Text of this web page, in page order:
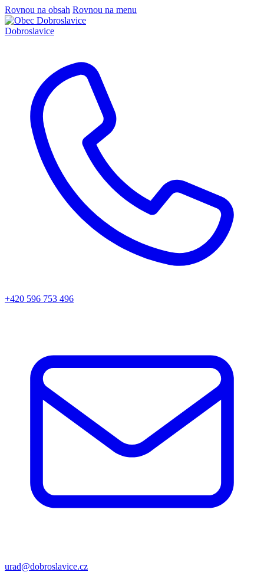
Rovnou na obsah Rovnou na menu
Dobroslavice
+420 596 753 496
urad@dobroslavice.cz